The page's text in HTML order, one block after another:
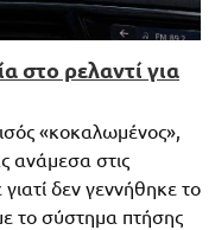
στο ρελαντί για
«κοκαλωμένος»,
ανάμεσα στις
δεν γεννήθηκε το
το σύστημα πτήσης